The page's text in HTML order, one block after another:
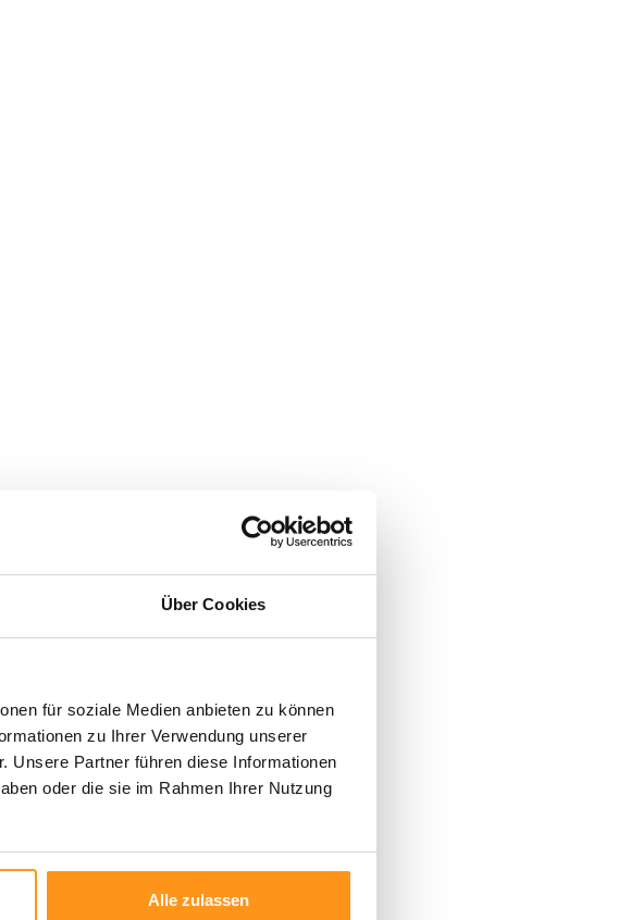
Über Cookies
für soziale Medien anbieten zu können
zu Ihrer Verwendung unserer
Unsere Partner führen diese Informationen
oder die sie im Rahmen Ihrer Nutzung
Alle zulassen